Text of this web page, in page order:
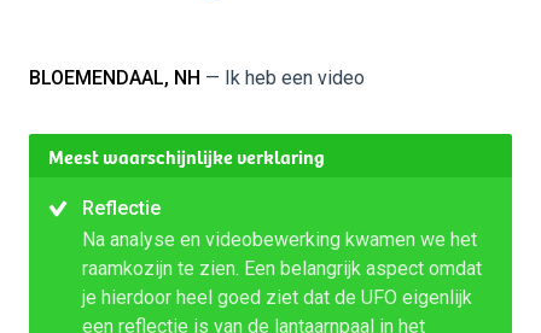
BLOEMENDAAL, NH — Ik heb een video
Meest waarschijnlijke verklaring
Reflectie
Na analyse en videobewerking kwamen we het
raamkozijn te zien. Een belangrijk aspect omdat
je hierdoor heel goed ziet dat de UFO eigenlijk
een reflectie is van de lantaarnpaal in het